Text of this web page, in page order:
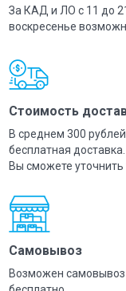
За КАД и ЛО с 11 до
воскресенье
Стоимость
В среднем 300
бесплатная
Вы сможете
Самовывоз
Возможен самовывоз